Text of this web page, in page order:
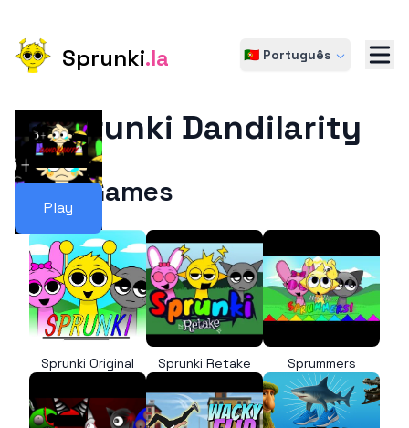
Sprunki.la 🇵🇹 Português
Play
Sprunki Dandilarity
More Games
Sprunki Original Sprunki Retake Sprummers